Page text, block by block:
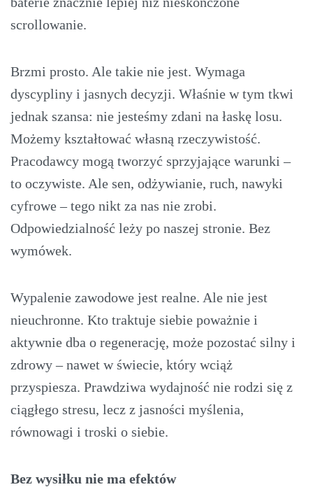
scrollowanie.
Brzmi prosto. Ale takie nie jest. Wymaga
dyscypliny i jasnych decyzji. Właśnie w tym tkwi
jednak szansa: nie jesteśmy zdani na łaskę losu.
Możemy kształtować własną rzeczywistość.
Pracodawcy mogą tworzyć sprzyjające warunki –
to oczywiste. Ale sen, odżywianie, ruch, nawyki
cyfrowe – tego nikt za nas nie zrobi.
Odpowiedzialność leży po naszej stronie. Bez
wymówek.
Wypalenie zawodowe jest realne. Ale nie jest
nieuchronne. Kto traktuje siebie poważnie i
aktywnie dba o regenerację, może pozostać silny i
zdrowy – nawet w świecie, który wciąż
przyspiesza. Prawdziwa wydajność nie rodzi się z
ciągłego stresu, lecz z jasności myślenia,
równowagi i troski o siebie.
Bez wysiłku nie ma efektów